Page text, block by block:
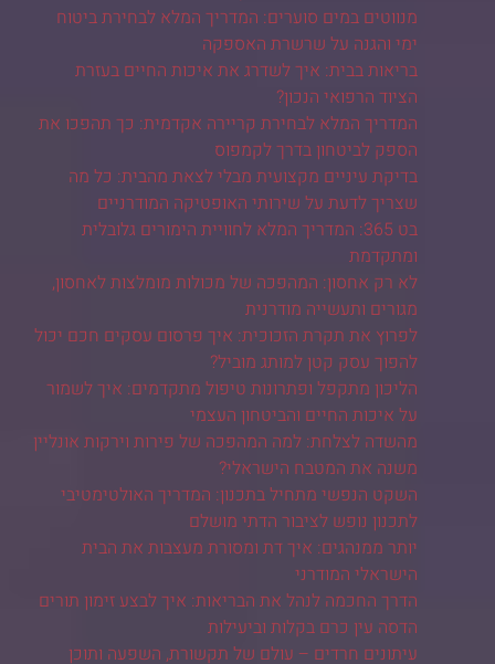
מנווטים במים סוערים: המדריך המלא לבחירת ביטוח
ימי והגנה על שרשרת האספקה
בריאות בבית: איך לשדרג את איכות החיים בעזרת
הציוד הרפואי הנכון?
המדריך המלא לבחירת קריירה אקדמית: כך תהפכו את
הספק לביטחון בדרך לקמפוס
בדיקת עיניים מקצועית מבלי לצאת מהבית: כל מה
שצריך לדעת על שירותי האופטיקה המודרניים
בט 365: המדריך המלא לחוויית הימורים גלובלית
ומתקדמת
לא רק אחסון: המהפכה של מכולות מומלצות לאחסון,
מגורים ותעשייה מודרנית
לפרוץ את תקרת הזכוכית: איך פרסום עסקים חכם יכול
להפוך עסק קטן למותג מוביל?
הליכון מתקפל ופתרונות טיפול מתקדמים: איך לשמור
על איכות החיים והביטחון העצמי
מהשדה לצלחת: למה המהפכה של פירות וירקות אונליין
משנה את המטבח הישראלי?
השקט הנפשי מתחיל בתכנון: המדריך האולטימטיבי
לתכנון נופש לציבור הדתי מושלם
יותר ממנהגים: איך דת ומסורת מעצבות את הבית
הישראלי המודרני
הדרך החכמה לנהל את הבריאות: איך לבצע זימון תורים
הדסה עין כרם בקלות וביעילות
עיתונים חרדים – עולם של תקשורת, השפעה ותוכן